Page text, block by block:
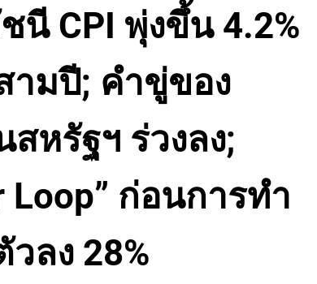
CPI พุ่งขึ้น 4.2%
ามปี; คำขู่ของ
หรัฐฯ ร่วงลง;
Loop” ก่อนการทำ
ลง 28%